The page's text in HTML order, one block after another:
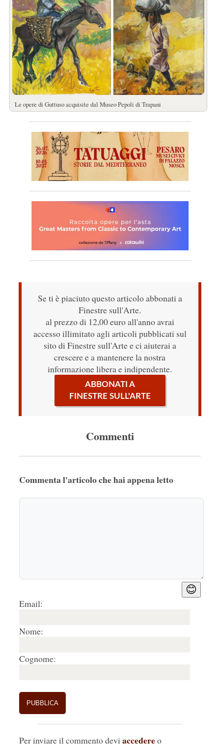
Le opere di Guttuso acquisite dal Museo Pepoli di Trapani
Se ti è piaciuto questo articolo abbonati a
Finestre sull'Arte.
al prezzo di 12,00 euro all'anno avrai
accesso illimitato agli articoli pubblicati sul
sito di Finestre sull'Arte e ci aiuterai a
crescere e a mantenere la nostra
informazione libera e indipendente.
ABBONATI A
FINESTRE SULL'ARTE
Commenti
Commenta l'articolo che hai appena letto
😊
Email:
Nome:
Cognome:
Per inviare il commento devi accedereo